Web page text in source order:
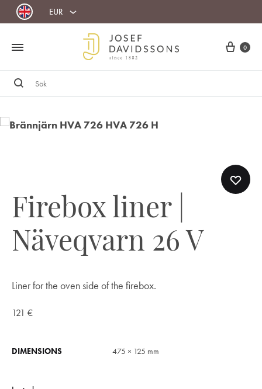
EUR
Cart
0
Sök
Firebox liner |
Näveqvarn 26 V
Liner for the oven side of the firebox.
121 €
DIMENSIONS 475 × 125 mm